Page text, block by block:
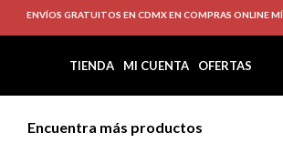
ENVÍOS GRATUITOS EN CDMX EN COMPRAS ONLINE
TIENDA MI CUENTA OFERTAS
Encuentra más productos